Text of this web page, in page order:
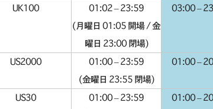
UK100
01:02 – 23:59
(月曜日 01:05 開場 / 金
曜日 23:00 閉場)
03:00 –
US2000
01:00 – 23:59
(金曜日 23:55 閉場)
01:00 –
US30
01:00 – 23:59
01:00 –